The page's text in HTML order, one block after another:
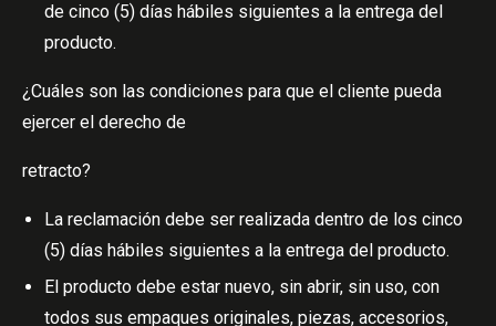
de cinco (5) días hábiles siguientes a la entrega del
producto.
¿Cuáles son las condiciones para que el cliente pueda
ejercer el derecho de
retracto?
La reclamación debe ser realizada dentro de los cinco
(5) días hábiles siguientes a la entrega del producto.
El producto debe estar nuevo, sin abrir, sin uso, con
todos sus empaques originales, piezas, accesorios,